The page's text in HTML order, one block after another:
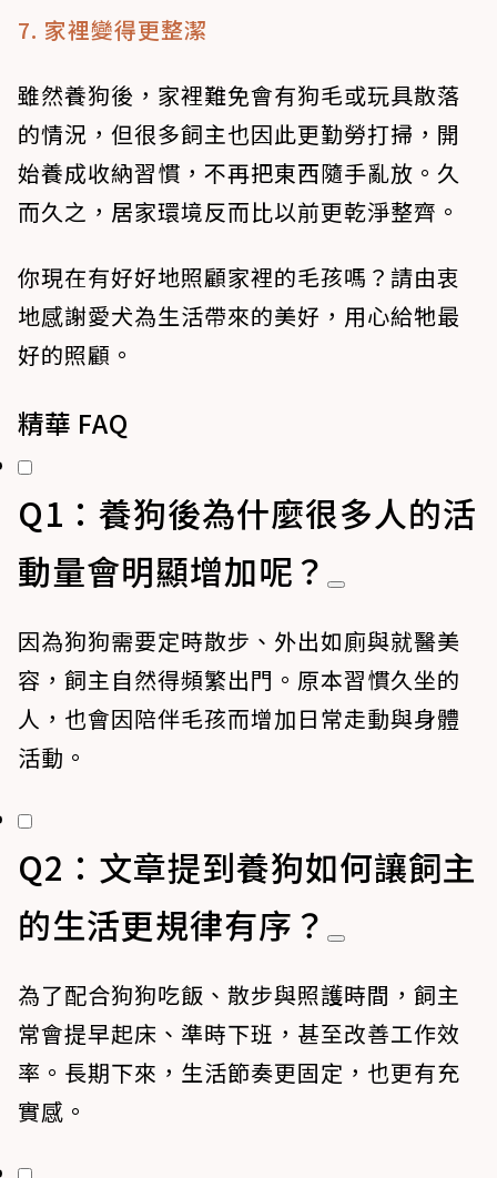
7. 家裡變得更整潔
雖然養狗後，家裡難免會有狗毛或玩具散落
的情況，但很多飼主也因此更勤勞打掃，開
始養成收納習慣，不再把東西隨手亂放。久
而久之，居家環境反而比以前更乾淨整齊。
你現在有好好地照顧家裡的毛孩嗎？請由衷
地感謝愛犬為生活帶來的美好，用心給牠最
好的照顧。
精華 FAQ
Q1：養狗後為什麼很多人的活
動量會明顯增加呢？
因為狗狗需要定時散步、外出如廁與就醫美
容，飼主自然得頻繁出門。原本習慣久坐的
人，也會因陪伴毛孩而增加日常走動與身體
活動。
Q2：文章提到養狗如何讓飼主
的生活更規律有序？
為了配合狗狗吃飯、散步與照護時間，飼主
常會提早起床、準時下班，甚至改善工作效
率。長期下來，生活節奏更固定，也更有充
實感。